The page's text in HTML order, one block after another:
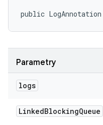
public LogAnnotation
Parametry
logs
LinkedBlockingQueue